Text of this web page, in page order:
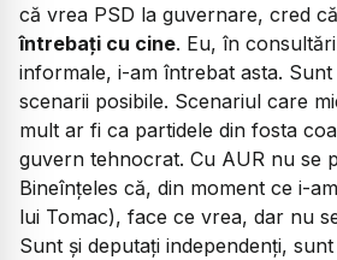
că vrea PSD la guvernare, cred
întrebați cu cine. Eu, în
informale, i-am întrebat asta.
scenarii posibile. Scenariul care
mult ar fi ca partidele din fosta
guvern tehnocrat. Cu AUR nu se
Bineînțeles că, din moment ce i-
lui Tomac), face ce vrea, dar nu
Sunt și deputați independenți,